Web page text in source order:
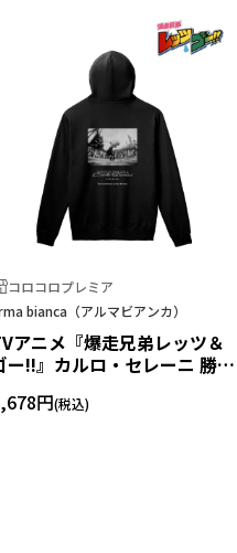
コロコロプレミア
bianca（アルマビアンカ）
アニメ『爆走兄弟レッツ＆
ー!!』カルロ・セレーニ 勝者
円